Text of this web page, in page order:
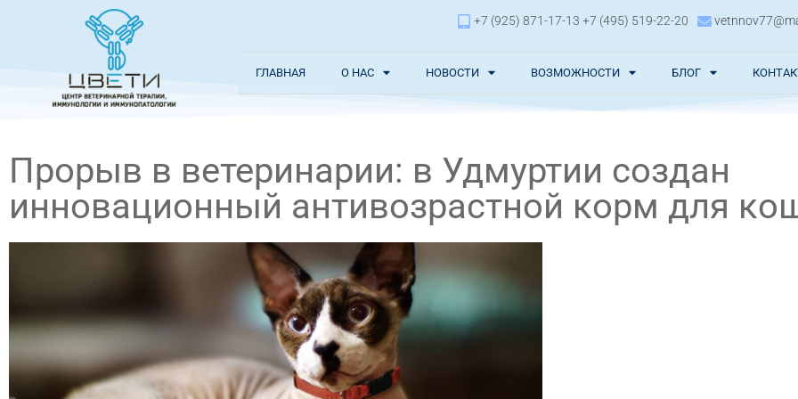
+7 (925) 871-17-13 +7 (495) 519-22-20
ГЛАВНАЯ О НАС НОВОСТИ ВОЗМОЖНОСТИ БЛОГ
Прорыв в ветеринарии: в Удмуртии создан
инновационный антивозрастной корм для